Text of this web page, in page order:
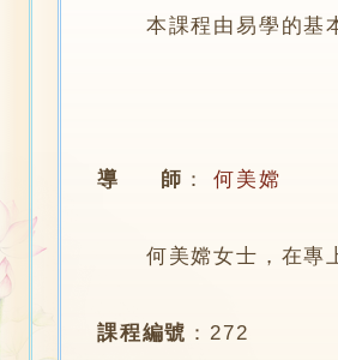
本課程由易學的基本
導 師 ： 何美嫦
何美嫦女士，在專上
課程編號 ：272